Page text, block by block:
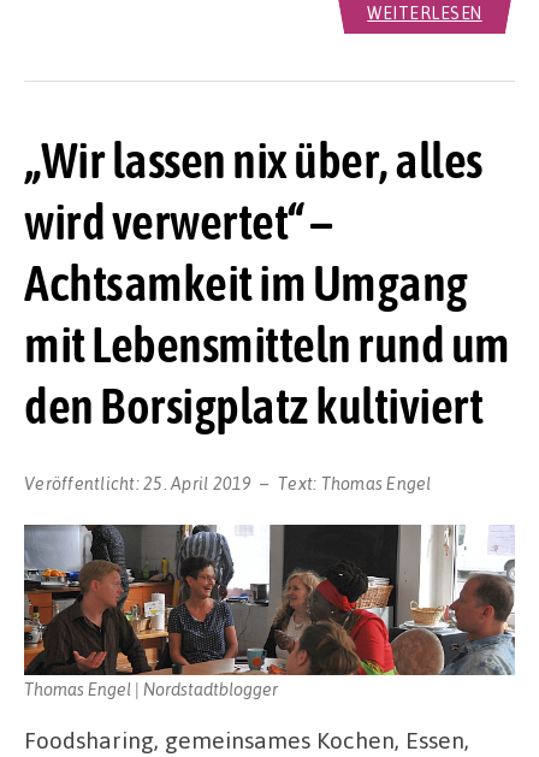
WEITERLESEN
„Wir lassen nix über, alles
wird verwertet“ –
Achtsamkeit im Umgang
mit Lebensmitteln rund um
den Borsigplatz kultiviert
Veröffentlicht:25. April 2019 Text: Thomas Engel
Thomas Engel | Nordstadtblogger
Foodsharing, gemeinsames Kochen, Essen,